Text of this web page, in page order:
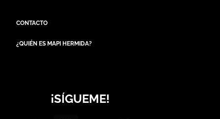
CONTACTO
¿QUIÉN ES MAPI HERMIDA?
¡SÍGUEME!